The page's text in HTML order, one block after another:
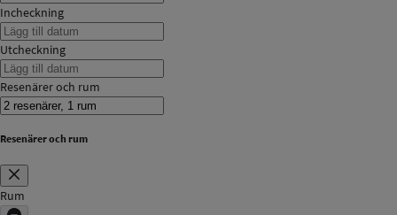
Incheckning
Utcheckning
Resenärer och rum
Resenärer och rum
Rum